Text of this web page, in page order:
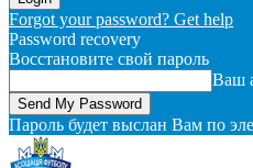
Forgot your password? Get help
Password recovery
Восстановите свой пароль
Ваш
Пароль будет выслан Вам по